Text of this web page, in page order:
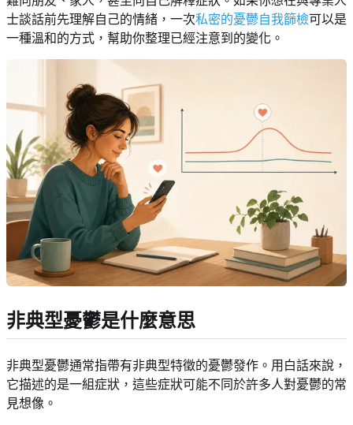
士談話前先理解自己的情緒，一次私密的憂鬱自我篩檢可以是
一種溫和的方式，幫助你整理已經注意到的變化。
非典型憂鬱是什麼意思
非典型憂鬱通常指帶有非典型特徵的憂鬱發作。用白話來說，
它描述的是一組症狀，這些症狀可能不同於許多人對憂鬱的常
見想像。